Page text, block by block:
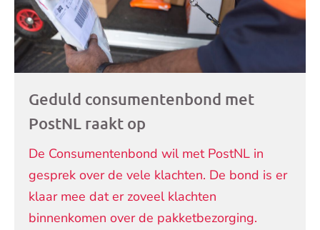
Geduld consumentenbond met
PostNL raakt op
De Consumentenbond wil met PostNL in
gesprek over de vele klachten. De bond is er
klaar mee dat er zoveel klachten
binnenkomen over de pakketbezorging.